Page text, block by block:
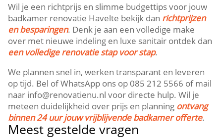
Wil je een richtprijs en slimme budgettips voor jouw
badkamer renovatie Havelte bekijk dan richtprijzen
en besparingen. Denk je aan een volledige make
over met nieuwe indeling en luxe sanitair ontdek dan
een volledige renovatie stap voor stap.
We plannen snel in, werken transparant en leveren
op tijd. Bel of WhatsApp ons op 085 212 5566 of mail
naar info@renovatienu.nl voor directe hulp. Wil je
meteen duidelijkheid over prijs en planning ontvang
binnen 24 uur jouw vrijblijvende badkamer offerte.
Meest gestelde vragen